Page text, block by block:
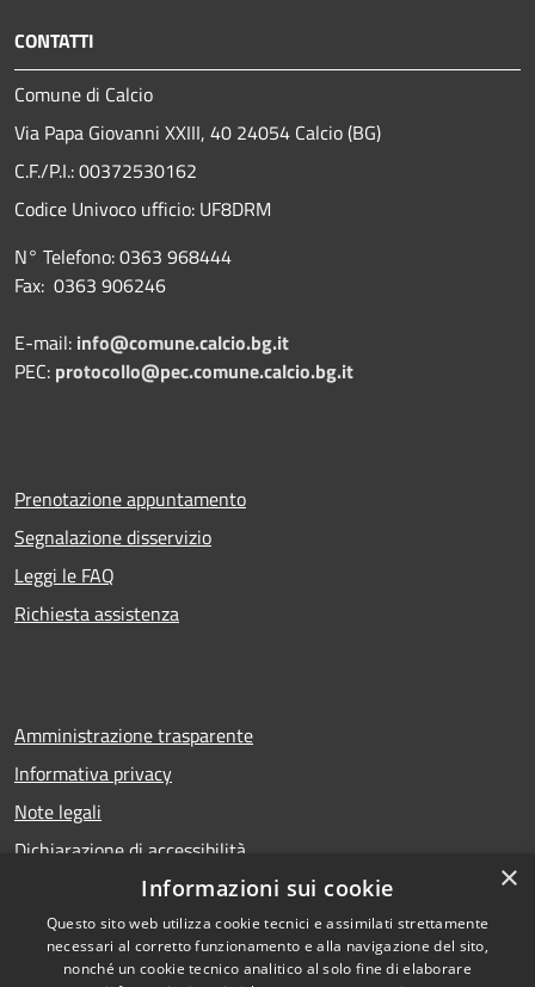
CONTATTI
Comune di Calcio
Via Papa Giovanni XXIII, 40 24054 Calcio (BG)
C.F./P.I.: 00372530162
Codice Univoco ufficio: UF8DRM
N° Telefono: 0363 968444
Fax: 0363 906246
E-mail: info@comune.calcio.bg.it
PEC: protocollo@pec.comune.calcio.bg.it
Prenotazione appuntamento
Segnalazione disservizio
Leggi le FAQ
Richiesta assistenza
Amministrazione trasparente
Informativa privacy
Note legali
Dichiarazione di accessibilità
RSS
Copyright © 2026 • Comune di
×
Informazioni sui cookie
Questo sito web utilizza cookie tecnici e assimilati strettamente
necessari al corretto funzionamento e alla navigazione del sito,
nonché un cookie tecnico analitico al solo fine di elaborare